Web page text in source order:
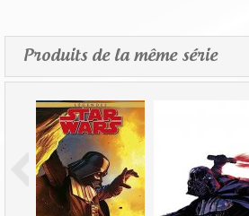
Produits de la même série